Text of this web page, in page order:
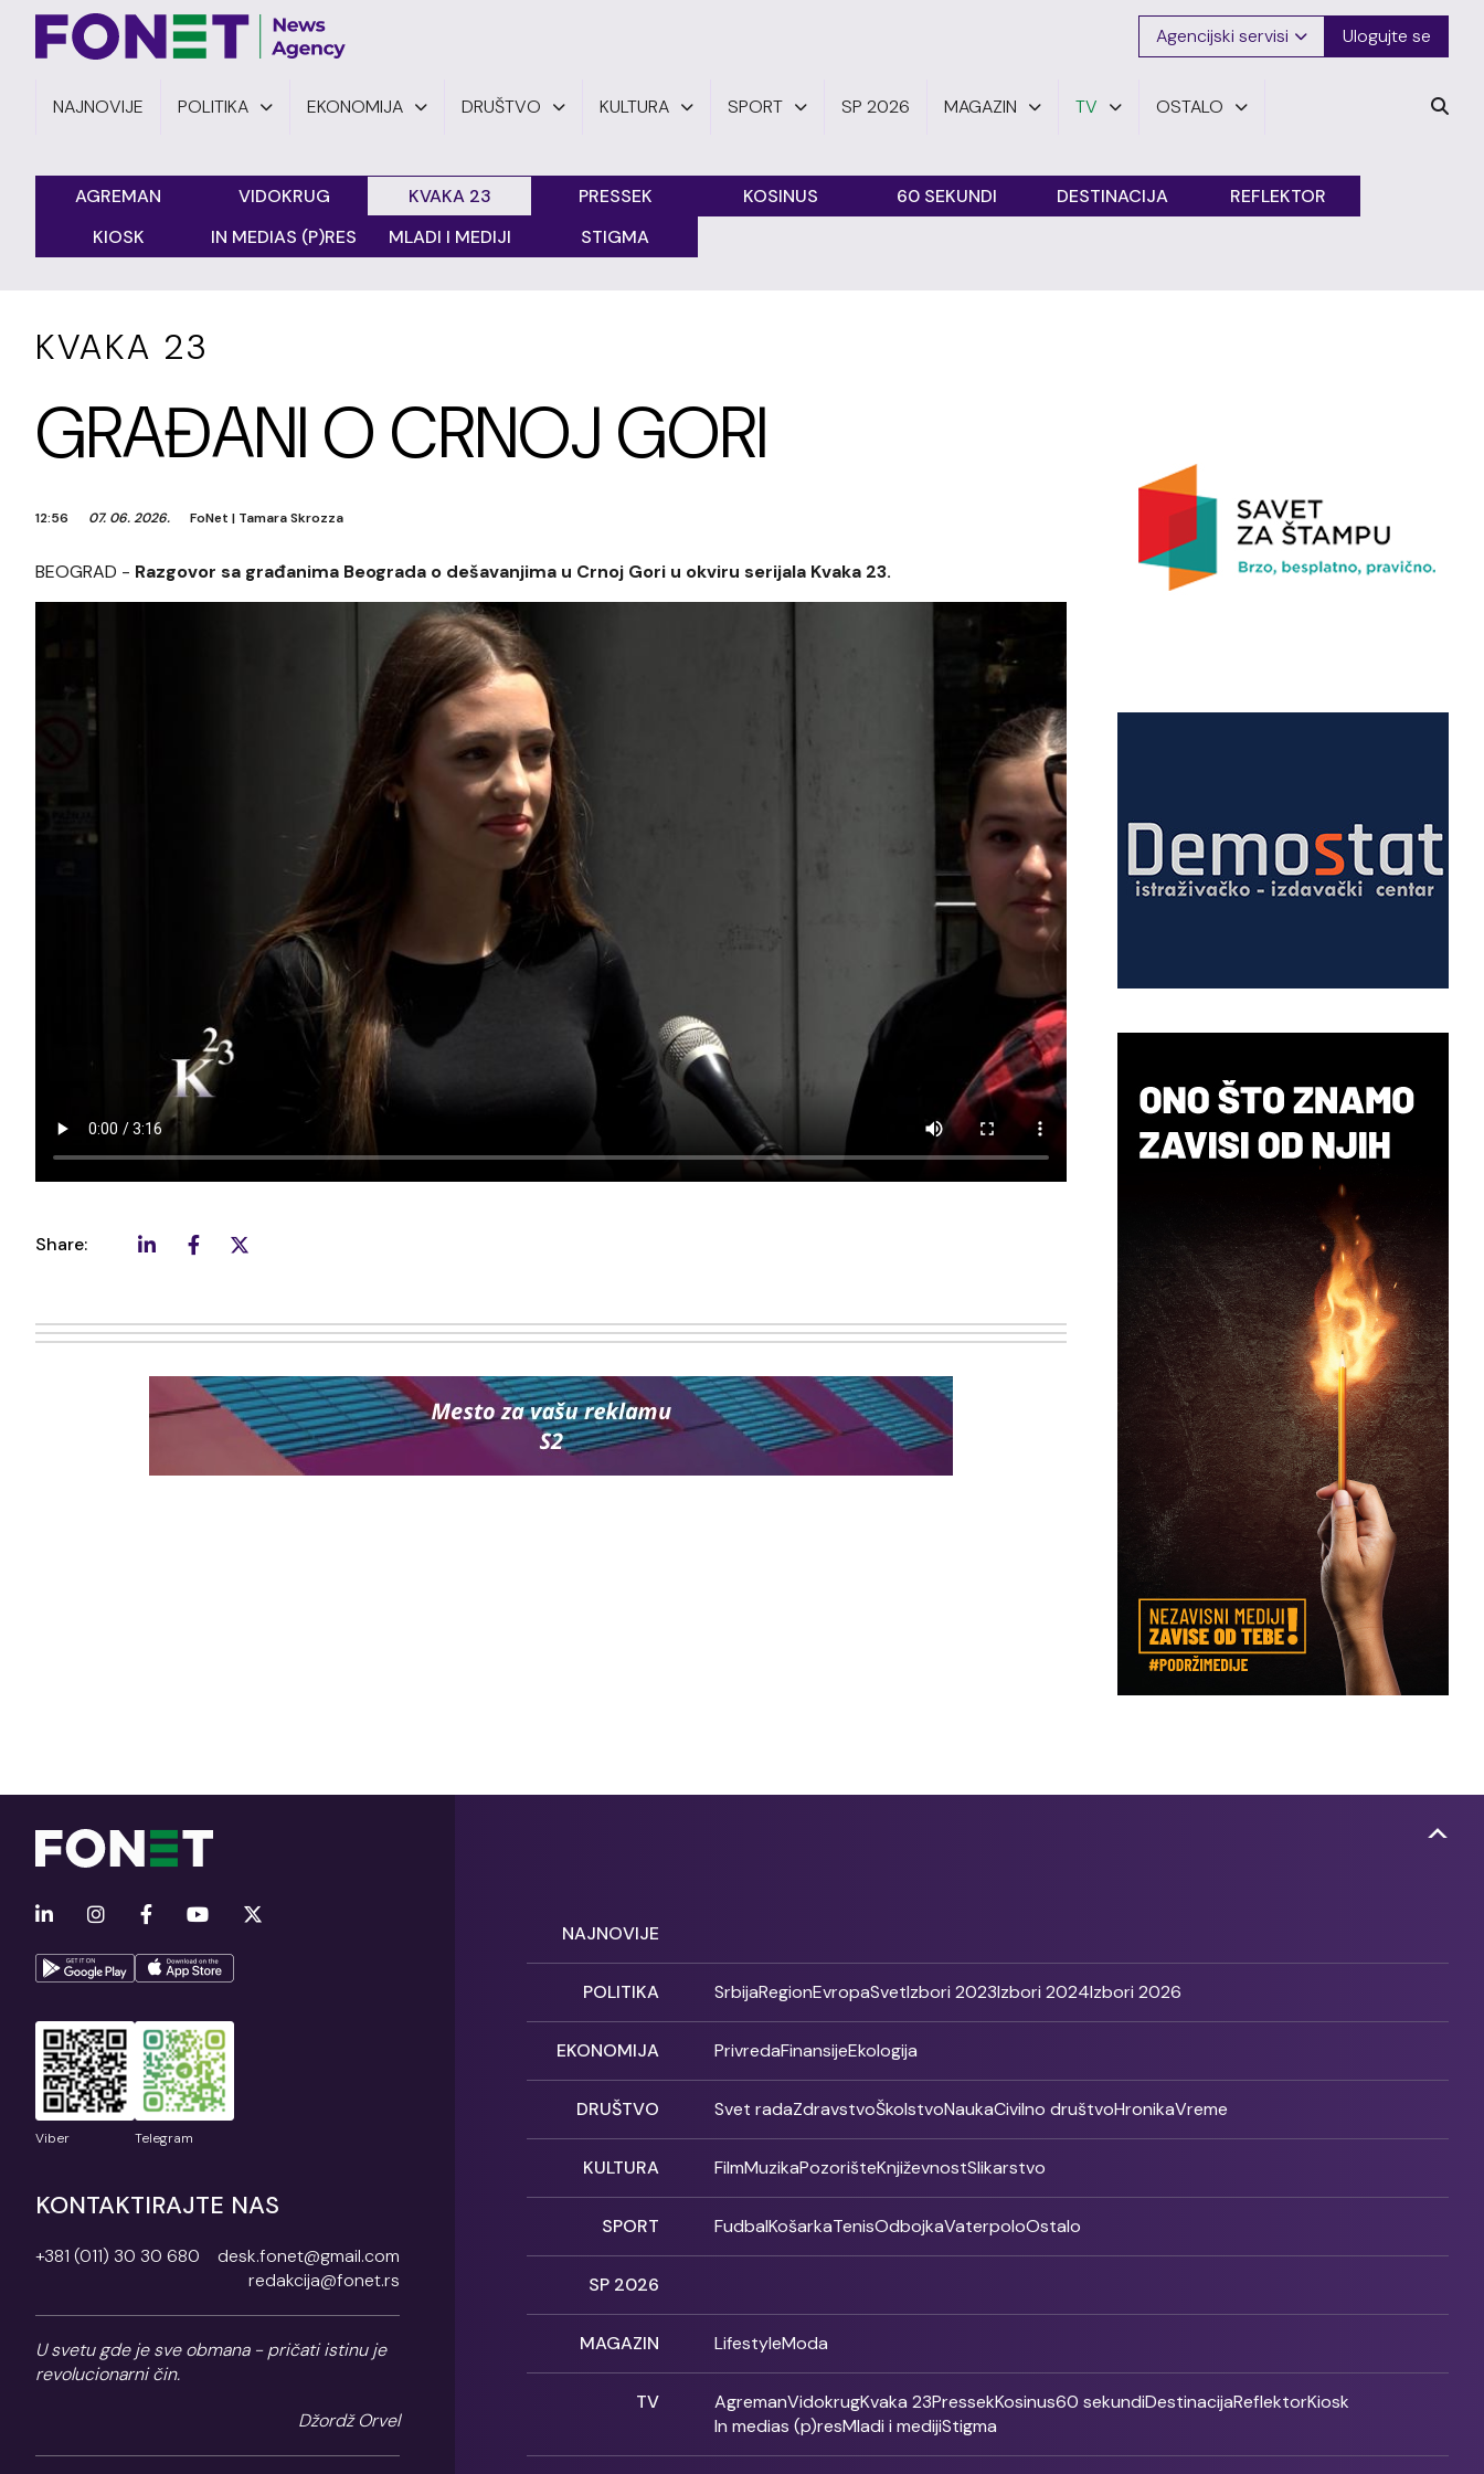
Agencijski servisi Ulogujte se
NAJNOVIJE POLITIKA EKONOMIJA DRUŠTVO KULTURA SPORT SP 2026 MAGAZIN TV OSTALO
AGREMAN VIDOKRUG KVAKA 23 PRESSEK KOSINUS 60 SEKUNDI DESTINACIJA
REFLEKTOR
KIOSK
IN MEDIAS (P)RES MLADI I MEDIJI STIGMA
KVAKA 23
GRAĐANI O CRNOJ GORI
12:56 07. 06. 2026. FoNet | Tamara Skrozza
BEOGRAD - Razgovor sa građanima Beograda o dešavanjima u Crnoj Gori u okviru serijala Kvaka 23.
Share:
Viber Telegram
KONTAKTIRAJTE NAS
+381 (011) 30 30 680
desk.fonet@gmail.com
redakcija@fonet.rs
U svetu gde je sve obmana - pričati istinu je
revolucionarni čin.
Džordž Orvel
NAJNOVIJE
POLITIKA SrbijaRegionEvropaSvetIzbori 2023Izbori 2024Izbori 2026
EKONOMIJA PrivredaFinansijeEkologija
DRUŠTVO Svet radaZdravstvoŠkolstvoNaukaCivilno društvoHronikaVreme
KULTURA FilmMuzikaPozorišteKnjiževnostSlikarstvo
SPORT FudbalKošarkaTenisOdbojkaVaterpoloOstalo
SP 2026
MAGAZIN LifestyleModa
TV AgremanVidokrugKvaka 23PressekKosinus60 sekundiDestinacijaReflektorKiosk
In medias (p)resMladi i medijiStigma